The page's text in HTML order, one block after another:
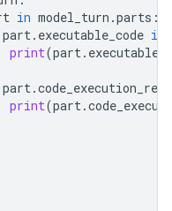
in model_turn .parts :
part. executable_code is
print(part.
part.
print(part.